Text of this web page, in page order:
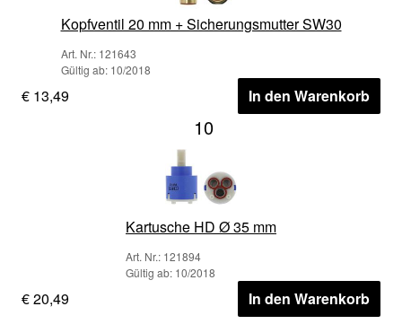
Kopfventil 20 mm + Sicherungsmutter SW30
Art. Nr.: 121643
Gültig ab: 10/2018
€ 13,49 In den Warenkorb
10
Kartusche HD Ø 35 mm
Art. Nr.: 121894
Gültig ab: 10/2018
€ 20,49 In den Warenkorb